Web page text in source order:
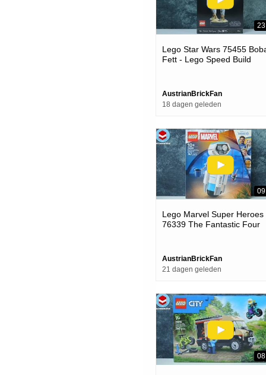
Lego Star Wars 75455
Fett - Lego Speed Build
AustrianBrickFan
18 dagen geleden
Lego Marvel Super Heroes
76339 The Fantastic Four
AustrianBrickFan
21 dagen geleden